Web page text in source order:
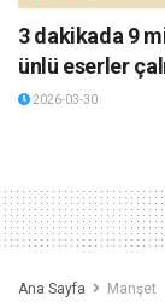
3 dakikada 9
ünlü eserler
2026-03-30
Ana Sayfa Manşet